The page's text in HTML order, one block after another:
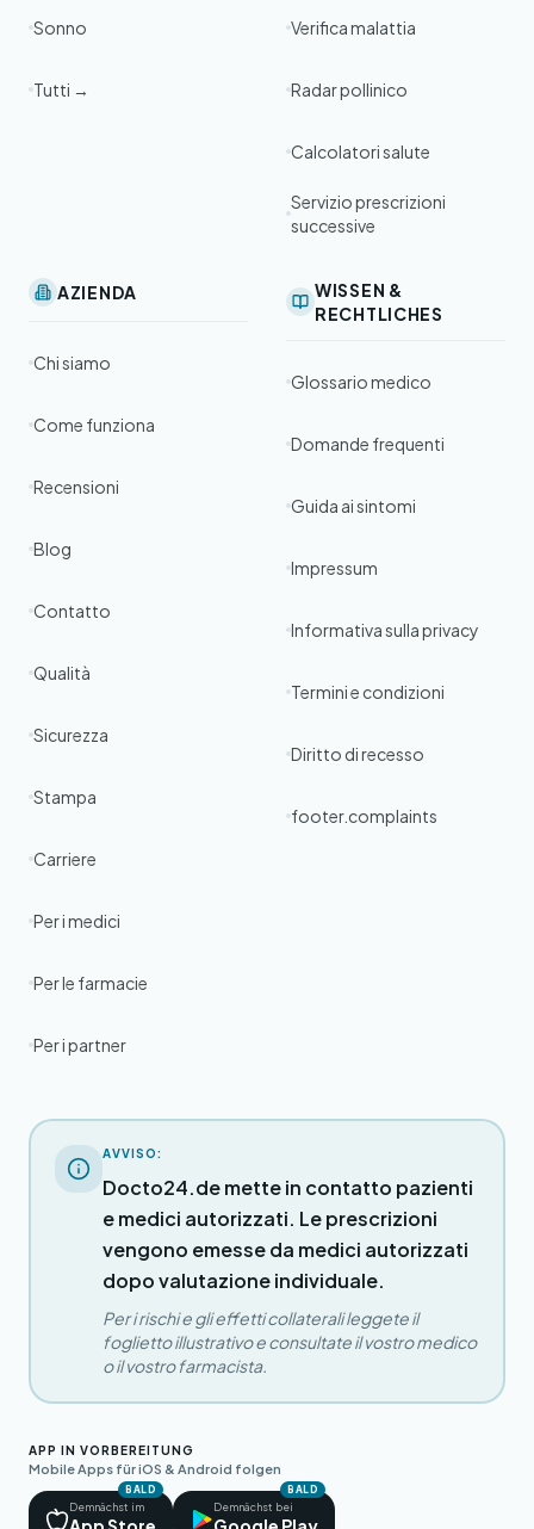
Sonno
Tutti →
Verifica malattia
Radar pollinico
Calcolatori salute
Servizio prescrizioni
successive
AZIENDA
Chi siamo
Come funziona
Recensioni
Blog
Contatto
Qualità
Sicurezza
Stampa
Carriere
Per i medici
Per le farmacie
Per i partner
WISSEN &
RECHTLICHES
Glossario medico
Domande frequenti
Guida ai sintomi
Impressum
Informativa sulla privacy
Termini e condizioni
Diritto di recesso
footer.complaints
AVVISO:
Docto24.de mette in contatto pazienti
e medici autorizzati. Le prescrizioni
vengono emesse da medici autorizzati
dopo valutazione individuale.
Per i rischi e gli effetti collaterali leggete il
foglietto illustrativo e consultate il vostro medico
o il vostro farmacista.
APP IN VORBEREITUNG
Mobile Apps für iOS & Android folgen
BALD
Demnächst im
BALD
Demnächst bei